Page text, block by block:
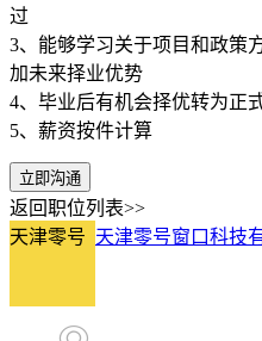
过
3、能够学习关于项目和政策
加未来择业优势
4、毕业后有机会择优转为正
5、薪资按件计算
立即沟通
返回职位列表>>
天津零号 天津零号窗口科技